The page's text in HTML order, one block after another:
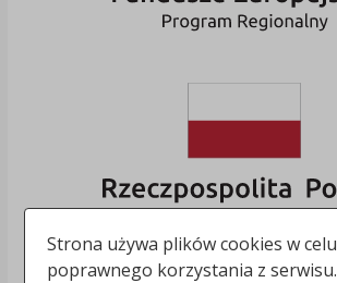
Strona używa plików cookies w celu
poprawnego korzystania z serwisu.